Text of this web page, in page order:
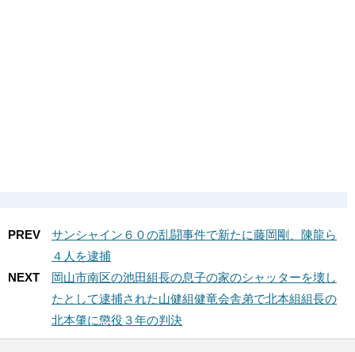
PREV
サンシャイン６０の乱闘事件で新たに藤岡剛、陳龍ら
４人を逮捕
NEXT
岡山市南区の池田組長の息子の家のシャッターを壊し
たとして逮捕された山健組健竜会舎弟で北本組組長の
北本肇に懲役３年の判決